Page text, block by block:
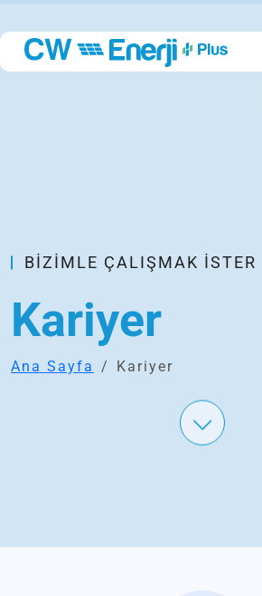
BIZIMLE ÇALIŞMAK
Kariyer
Ana Sayfa Kariyer